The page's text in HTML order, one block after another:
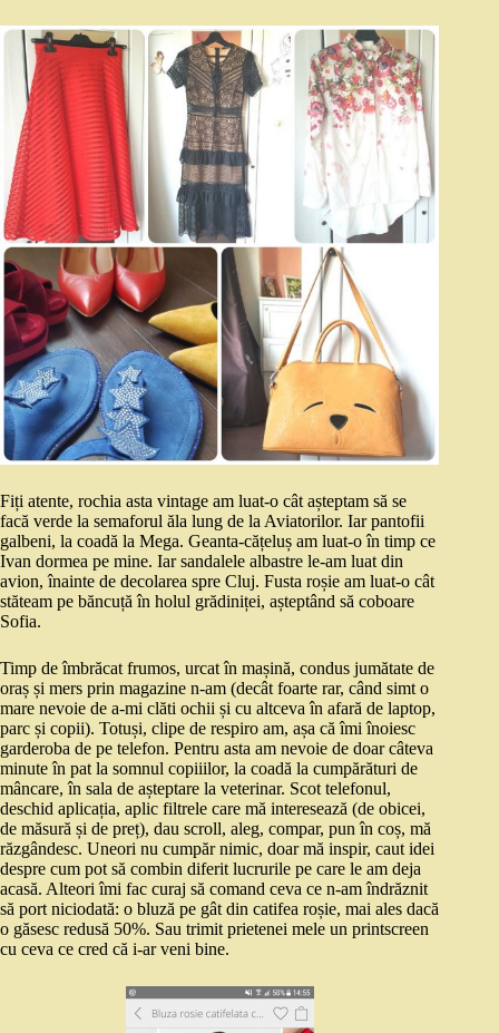
Fiți atente, rochia asta vintage am luat-o cât așteptam să se
facă verde la semaforul ăla lung de la Aviatorilor. Iar pantofii
galbeni, la coadă la Mega. Geanta-cățeluș am luat-o în timp ce
Ivan dormea pe mine. Iar sandalele albastre le-am luat din
avion, înainte de decolarea spre Cluj. Fusta roșie am luat-o cât
stăteam pe băncuță în holul grădiniței, așteptând să coboare
Sofia.
Timp de îmbrăcat frumos, urcat în mașină, condus jumătate de
oraș și mers prin magazine n-am (decât foarte rar, când simt o
mare nevoie de a-mi clăti ochii și cu altceva în afară de laptop,
parc și copii). Totuși, clipe de respiro am, așa că îmi înoiesc
garderoba de pe telefon. Pentru asta am nevoie de doar câteva
minute în pat la somnul copiiilor, la coadă la cumpărături de
mâncare, în sala de așteptare la veterinar. Scot telefonul,
deschid aplicația, aplic filtrele care mă interesează (de obicei,
de măsură și de preț), dau scroll, aleg, compar, pun în coș, mă
răzgândesc. Uneori nu cumpăr nimic, doar mă inspir, caut idei
despre cum pot să combin diferit lucrurile pe care le am deja
acasă. Alteori îmi fac curaj să comand ceva ce n-am îndrăznit
să port niciodată: o bluză pe gât din catifea roșie, mai ales dacă
o găsesc redusă 50%. Sau trimit prietenei mele un printscreen
cu ceva ce cred că i-ar veni bine.